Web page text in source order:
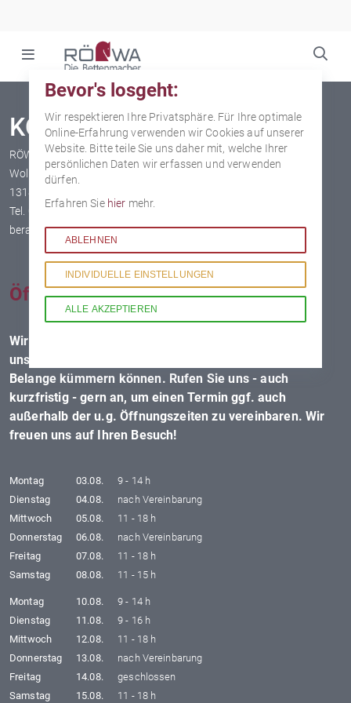
KONTAKT
RÖWA Flagshipstore Berlin
Wollankstraße 1
13187 Berlin-Pankow
Tel.
030 265 99 100
beratung@roewa.berlin
Öffnungszeiten
Wir empfehlen die Vereinbarung eines Termins mit
unserem Beraterteam, damit wir uns optimal um Ihre
Belange kümmern können. Rufen Sie uns - auch
kurzfristig - gern an, um einen Termin ggf. auch
außerhalb der u.g. Öffnungszeiten zu vereinbaren. Wir
freuen uns auf Ihren Besuch!
Montag 03.08.
9 - 14 h
Dienstag
04.08.
nach Vereinbarung
Mittwoch
05.08.
11 - 18 h
Donnerstag
06.08.
nach Vereinbarung
Freitag
07.08.
11 - 18 h
Samstag
08.08. 11 - 15 h
Montag 10.08.
9 - 14 h
Dienstag
11.08.
9 - 16 h
Mittwoch
12.08.
11 - 18 h
Donnerstag
13.08.
nach Vereinbarung
Freitag
14.08.
geschlossen
Samstag
15.08. 11 - 18 h
Bevor's losgeht:
Wir respektieren Ihre Privatsphäre. Für Ihre optimale
Online-Erfahrung verwenden wir Cookies auf unserer
Website. Bitte teile Sie uns daher mit, welche Ihrer
persönlichen Daten wir erfassen und verwenden
dürfen.
Erfahren Sie hier mehr.
ABLEHNEN
INDIVIDUELLE EINSTELLUNGEN
ALLE AKZEPTIEREN